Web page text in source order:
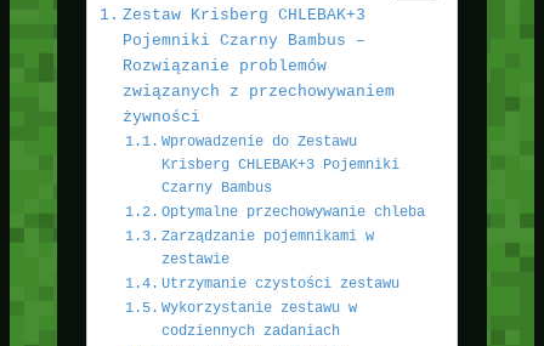
Zestaw Krisberg CHLEBAK+3
Pojemniki Czarny Bambus –
Rozwiązanie problemów
związanych z przechowywaniem
żywności
Wprowadzenie do Zestawu
Krisberg CHLEBAK+3 Pojemniki
Czarny Bambus
Optymalne przechowywanie chleba
Zarządzanie pojemnikami w
zestawie
Utrzymanie czystości zestawu
Wykorzystanie zestawu w
codziennych zadaniach